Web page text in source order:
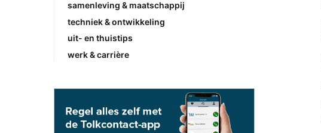
samenleving & maatschappij
techniek & ontwikkeling
uit- en thuistips
werk & carrière